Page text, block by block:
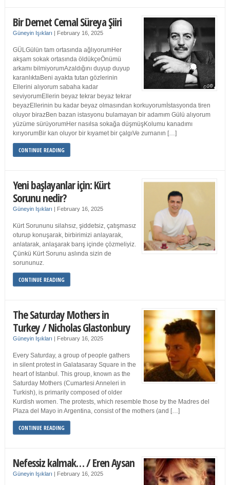
Bir Demet Cemal Süreya Şiiri
Güneyin Işıkları | February 16, 2025
GÜLGülün tam ortasında ağlıyorumHer
akşam sokak ortasında öldükçeÖnümü
arkamı bilmiyorumAzaldığını duyup duyup
karanlıktaBeni ayakta tutan gözlerinin
Ellerini alıyorum sabaha kadar
seviyorumEllerin beyaz tekrar beyaz tekrar
beyazEllerinin bu kadar beyaz olmasından korkuyorumİstasyonda tiren
oluyor birazBen bazan istasyonu bulamayan bir adamım Gülü alıyorum
yüzüme sürüyorumHer nasılsa sokağa düşmüşKolumu kanadımı
kırıyorumBir kan oluyor bir kıyamet bir çalgıVe zurnanın […]
CONTINUE READING
Yeni başlayanlar için: Kürt
Sorunu nedir?
Güneyin Işıkları | February 16, 2025
Kürt Sorununu silahsız, şiddetsiz, çatışmasız
oturup konuşarak, birbirimizi anlayarak,
anlatarak, anlaşarak barış içinde çözmeliyiz.
Çünkü Kürt Sorunu aslında sizin de
sorununuz.
CONTINUE READING
The Saturday Mothers in
Turkey / Nicholas Glastonbury
Güneyin Işıkları | February 16, 2025
Every Saturday, a group of people gathers
in silent protest in Galatasaray Square in the
heart of Istanbul. This group, known as the
Saturday Mothers (Cumartesi Anneleri in
Turkish), is primarily composed of older
Kurdish women. The protests, which resemble those by the Madres del
Plaza del Mayo in Argentina, consist of the mothers (and […]
CONTINUE READING
Nefessiz kalmak… / Eren Aysan
Güneyin Işıkları | February 16, 2025